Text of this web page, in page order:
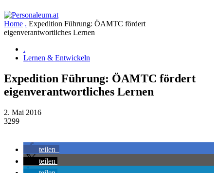
Home . Expedition Führung: ÖAMTC fördert
eigenverantwortliches Lernen
.
Lernen & Entwickeln
Expedition Führung: ÖAMTC fördert
eigenverantwortliches Lernen
2. Mai 2016
3299
teilen
teilen